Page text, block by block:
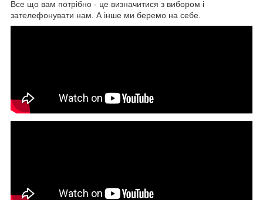
Все що вам потрібно - це визначитися з вибором і
зателефонувати нам. А інше ми беремо на себе.